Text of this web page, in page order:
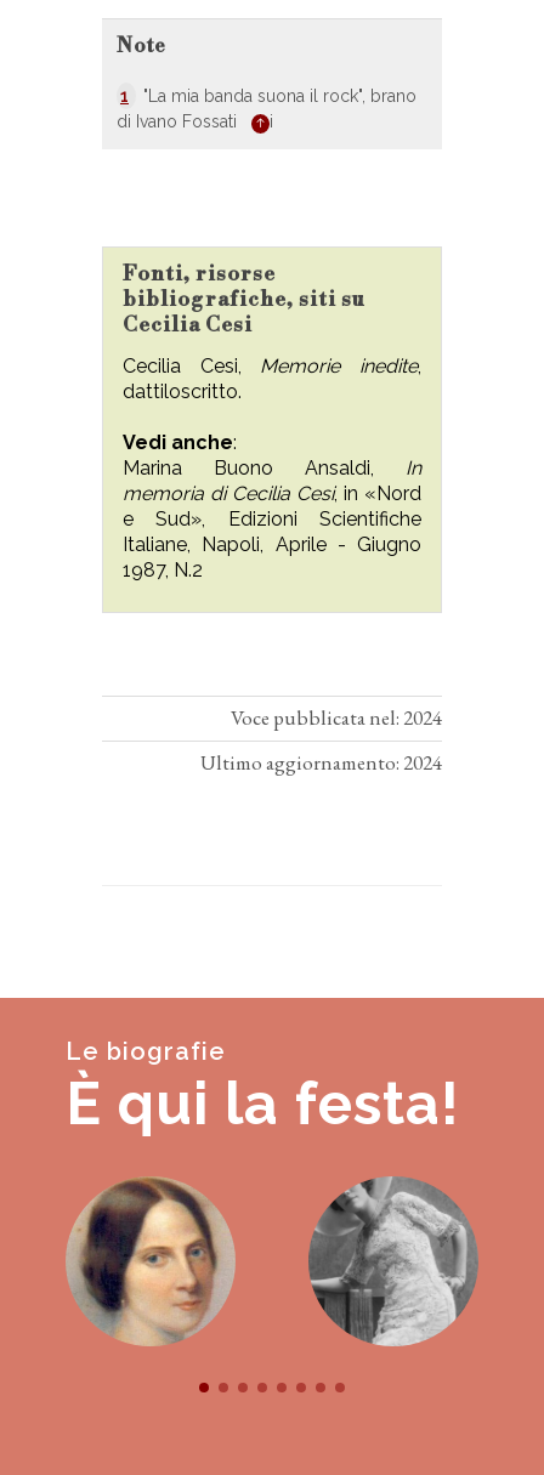
Note
1
"La mia banda suona il rock", brano
di Ivano Fossati
i
Fonti, risorse
bibliografiche, siti su
Cecilia Cesi
Cecilia Cesi, Memorie inedite,
dattiloscritto.
Vedi anche:
Marina Buono Ansaldi, In
memoria di Cecilia Cesi, in «Nord
e Sud», Edizioni Scientifiche
Italiane, Napoli, Aprile - Giugno
1987, N.2
Voce pubblicata nel: 2024
Ultimo aggiornamento: 2024
Le biografie
È qui la festa!